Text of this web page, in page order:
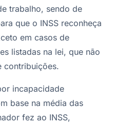
trabalho, sendo de
que o INSS reconheça
em casos de
listadas na lei, que não
contribuições.
incapacidade
base na média das
fez ao INSS,